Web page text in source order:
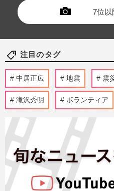
7位以
注目のタグ
中居正広 地震 震
滝沢秀明 ボランティア